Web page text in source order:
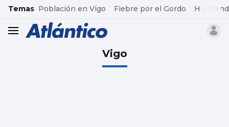
common.go-to-content
Temas Población en Vigo Fiebre por el Gordo
header.menu.open
Vigo